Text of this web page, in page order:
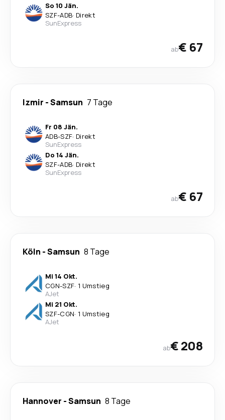
So 10 Jän.
SZF-ADB· Direkt
SunExpress
ab€ 67
Izmir -Samsun 7 Tage
Fr 08 Jän.
ADB-SZF· Direkt
SunExpress
Do 14 Jän.
SZF-ADB· Direkt
SunExpress
ab€ 67
Köln -Samsun 8 Tage
Mi 14 Okt.
CGN-SZF· 1 Umstieg
AJet
Mi 21 Okt.
SZF-CGN· 1 Umstieg
AJet
ab€ 208
Hannover -Samsun 8 Tage